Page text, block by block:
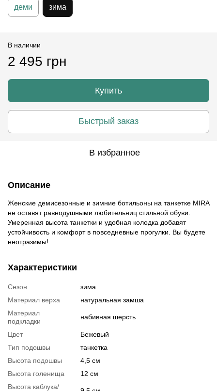
деми зима
В наличии
2 495 грн
Купить
Быстрый заказ
В избранное
Описание
Женские демисезонные и зимние ботильоны на танкетке MIRA
не оставят равнодушными любительниц стильной обуви.
Умеренная высота танкетки и удобная колодка добавят
устойчивость и комфорт в повседневные прогулки. Вы будете
неотразимы!
Характеристики
Сезон
зима
Материал верха
натуральная замша
Материал
подкладки
набивная шерсть
Цвет
Бежевый
Тип подошвы
танкетка
Высота подошвы
4,5 см
Высота голенища
12 см
Высота каблука/